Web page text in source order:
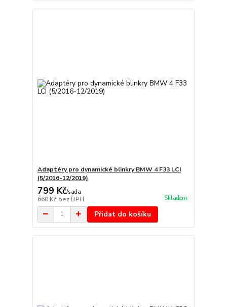
Adaptéry pro dynamické blinkry BMW 4 F33 LCI
(5/2016-12/2019)
799 Kč/sada
660 Kč bez DPH Skladem
Přidat do košíku